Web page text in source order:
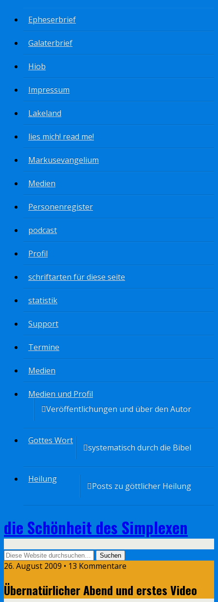
Epheserbrief
Galaterbrief
Hiob
Impressum
Lakeland
lies mich! read me!
Markusevangelium
Medien
Personenregister
podcast
Profil
schriftarten für diese seite
statistik
Support
Termine
Medien
Medien und Profil
Veröffentlichungen und über den Autor
Gottes Wort
systematisch durch die Bibel
Heilung
Posts zu göttlicher Heilung
die Schönheit des Simplexen
26. August 2009 • 13 Kommentare
Übernatürlicher Abend und erstes Video